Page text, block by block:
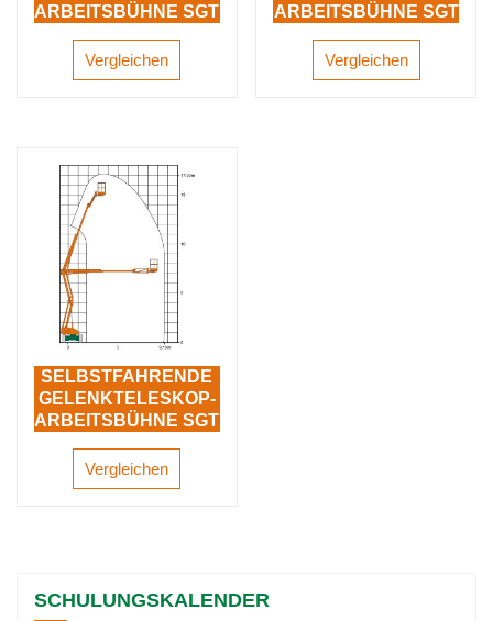
ARBEITSBÜHNE SGT
Vergleichen
ARBEITSBÜHNE SGT
Vergleichen
SELBSTFAHRENDE
GELENKTELESKOP-
ARBEITSBÜHNE SGT
Vergleichen
SCHULUNGSKALENDER